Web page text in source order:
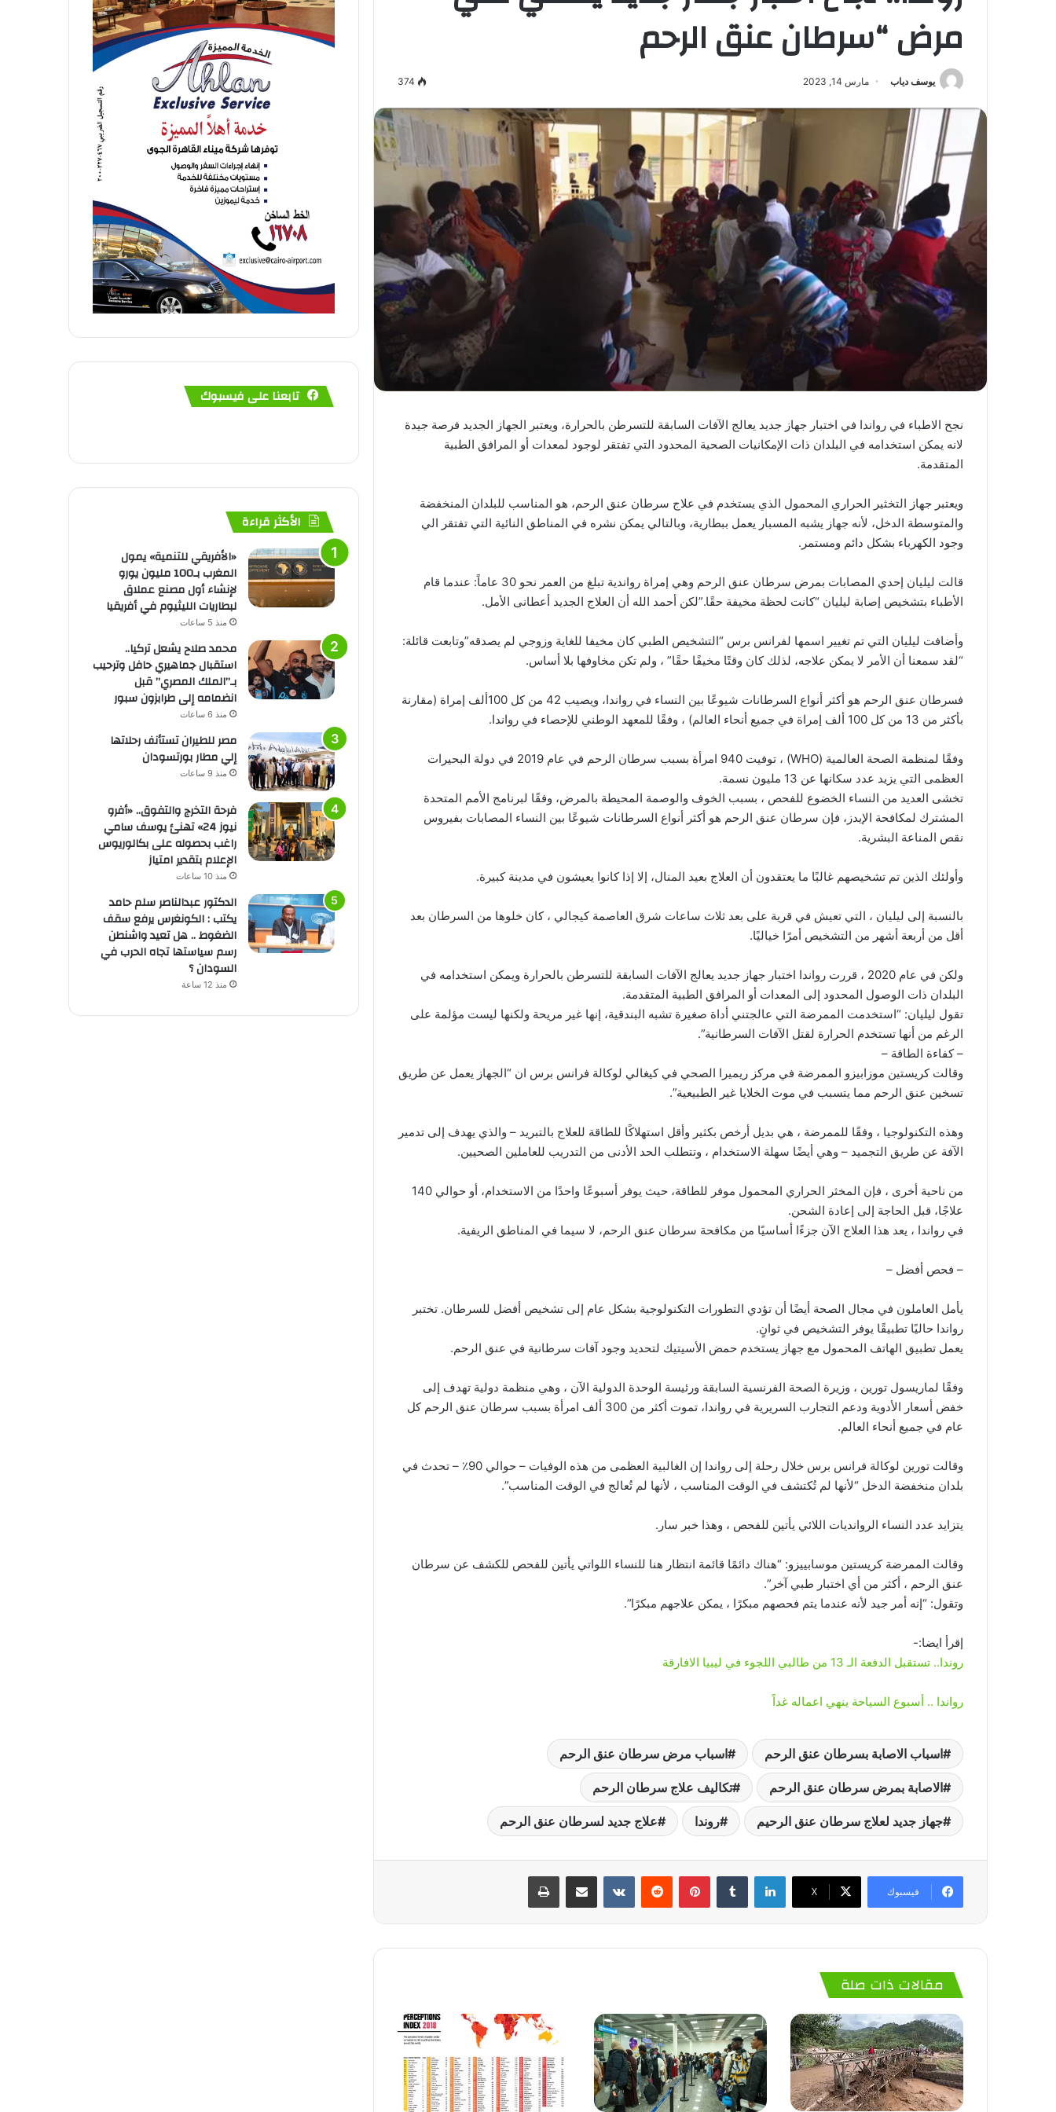
مرض “سرطان عنق الرحم
يوسف دياب مارس 14, 2023 374
نجح الاطباء في رواندا في اختبار جهاز جديد يعالج الآفات السابقة للتسرطن بالحرارة، ويعتبر الجهاز الجديد فرصة جيدة
لانه يمكن استخدامه في البلدان ذات الإمكانيات الصحية المحدود التي تفتقر لوجود لمعدات أو المرافق الطبية
المتقدمة.
ويعتبر جهاز التخثير الحراري المحمول الذي يستخدم في علاج سرطان عنق الرحم، هو المناسب للبلدان المنخفضة
والمتوسطة الدخل، لأنه جهاز يشبه المسبار يعمل ببطارية، وبالتالي يمكن نشره في المناطق النائية التي تفتقر الي
وجود الكهرباء بشكل دائم ومستمر.
قالت ليليان إحدي المصابات بمرض سرطان عنق الرحم وهي إمراة رواندية تبلغ من العمر نحو 30 عاماً: عندما قام
الأطباء بتشخيص إصابة ليليان “كانت لحظة مخيفة حقًا.”لكن أحمد الله أن العلاج الجديد أعطانى الأمل.
وأضافت ليليان التي تم تغيير اسمها لفرانس برس “التشخيص الطبي كان مخيفا للغاية وزوجي لم يصدقه”وتابعت قائلة:
“لقد سمعنا أن الأمر لا يمكن علاجه، لذلك كان وقتًا مخيفًا حقًا” ، ولم تكن مخاوفها بلا أساس.
فسرطان عنق الرحم هو أكثر أنواع السرطانات شيوعًا بين النساء في رواندا، ويصيب 42 من كل 100ألف إمراة (مقارنة
بأكثر من 13 من كل 100 ألف إمراة في جميع أنحاء العالم) ، وفقًا للمعهد الوطني للإحصاء في رواندا.
وفقًا لمنظمة الصحة العالمية (WHO) ، توفيت 940 امرأة بسبب سرطان الرحم في عام 2019 في دولة البحيرات
العظمى التي يزيد عدد سكانها عن 13 مليون نسمة.
تخشى العديد من النساء الخضوع للفحص ، بسبب الخوف والوصمة المحيطة بالمرض، وفقًا لبرنامج الأمم المتحدة
المشترك لمكافحة الإيدز، فإن سرطان عنق الرحم هو أكثر أنواع السرطانات شيوعًا بين النساء المصابات بفيروس
نقص المناعة البشرية.
وأولئك الذين تم تشخيصهم غالبًا ما يعتقدون أن العلاج بعيد المنال، إلا إذا كانوا يعيشون في مدينة كبيرة.
بالنسبة إلى ليليان ، التي تعيش في قرية على بعد ثلاث ساعات شرق العاصمة كيجالي ، كان خلوها من السرطان بعد
أقل من أربعة أشهر من التشخيص أمرًا خياليًا.
ولكن في عام 2020 ، قررت رواندا اختبار جهاز جديد يعالج الآفات السابقة للتسرطن بالحرارة ويمكن استخدامه في
البلدان ذات الوصول المحدود إلى المعدات أو المرافق الطبية المتقدمة.
تقول ليليان: “استخدمت الممرضة التي عالجتني أداة صغيرة تشبه البندقية، إنها غير مريحة ولكنها ليست مؤلمة على
الرغم من أنها تستخدم الحرارة لقتل الآفات السرطانية”.
– كفاءة الطاقة –
وقالت كريستين موزابيزو الممرضة في مركز ريميرا الصحي في كيغالي لوكالة فرانس برس ان “الجهاز يعمل عن طريق
تسخين عنق الرحم مما يتسبب في موت الخلايا غير الطبيعية”.
وهذه التكنولوجيا ، وفقًا للممرضة ، هي بديل أرخص بكثير وأقل استهلاكًا للطاقة للعلاج بالتبريد – والذي يهدف إلى تدمير
الآفة عن طريق التجميد – وهي أيضًا سهلة الاستخدام ، وتتطلب الحد الأدنى من التدريب للعاملين الصحيين.
من ناحية أخرى ، فإن المخثر الحراري المحمول موفر للطاقة، حيث يوفر أسبوعًا واحدًا من الاستخدام، أو حوالي 140
علاجًا، قبل الحاجة إلى إعادة الشحن.
في رواندا ، يعد هذا العلاج الآن جزءًا أساسيًا من مكافحة سرطان عنق الرحم، لا سيما في المناطق الريفية.
– فحص أفضل –
يأمل العاملون في مجال الصحة أيضًا أن تؤدي التطورات التكنولوجية بشكل عام إلى تشخيص أفضل للسرطان. تختبر
رواندا حاليًا تطبيقًا يوفر التشخيص في ثوانٍ.
يعمل تطبيق الهاتف المحمول مع جهاز يستخدم حمض الأسيتيك لتحديد وجود آفات سرطانية في عنق الرحم.
وفقًا لماريسول تورين ، وزيرة الصحة الفرنسية السابقة ورئيسة الوحدة الدولية الآن ، وهي منظمة دولية تهدف إلى
خفض أسعار الأدوية ودعم التجارب السريرية في رواندا، تموت أكثر من 300 ألف امرأة بسبب سرطان عنق الرحم كل
عام في جميع أنحاء العالم.
وقالت تورين لوكالة فرانس برس خلال رحلة إلى رواندا إن الغالبية العظمى من هذه الوفيات – حوالي 90٪ – تحدث في
بلدان منخفضة الدخل “لأنها لم تُكتشف في الوقت المناسب ، لأنها لم تُعالج في الوقت المناسب”.
يتزايد عدد النساء الروانديات اللائي يأتين للفحص ، وهذا خبر سار.
وقالت الممرضة كريستين موسابييزو: “هناك دائمًا قائمة انتظار هنا للنساء اللواتي يأتين للفحص للكشف عن سرطان
عنق الرحم ، أكثر من أي اختبار طبي آخر”.
وتقول: “إنه أمر جيد لأنه عندما يتم فحصهم مبكرًا ، يمكن علاجهم مبكرًا”.
إقرأ ايضا:-
روندا.. تستقبل الدفعة الـ 13 من طالبي اللجوء في ليبيا الافارقة
رواندا .. أسبوع السياحة ينهي اعماله غداً
اسباب الاصابة بسرطان عنق الرحم اسباب مرض سرطان عنق الرحم
الاصابة بمرض سرطان عنق الرحم تكاليف علاج سرطان الرحم
جهاز جديد لعلاج سرطان عنق الرحيم روندا علاج جديد لسرطان عنق الرحم
فيسبوك ‫X
لينكدإن بينتيريست
مقالات ذات صلة
تابعنا على فيسبوك
الأكثر قراءة
«الأفريقي للتنمية» يمول
المغرب بـ100 مليون يورو
لإنشاء أول مصنع عملاق
لبطاريات الليثيوم في أفريقيا
منذ 5 ساعات
محمد صلاح يشعل تركيا..
استقبال جماهيري حافل وترحيب
بـ”الملك المصري” قبل
انضمامه إلى طرابزون سبور
منذ 6 ساعات
مصر للطيران تستأنف رحلاتها
إلي مطار بورتسودان
منذ 9 ساعات
فرحة التخرج والتفوق.. «أفرو
نيوز 24» تهنئ يوسف سامي
راغب بحصوله على بكالوريوس
الإعلام بتقدير امتياز
منذ 10 ساعات
الدكتور عبدالناصر سلم حامد
يكتب : الكونغرس يرفع سقف
الضغوط .. هل تعيد واشنطن
رسم سياستها تجاه الحرب في
السودان ؟
منذ 12 ساعة